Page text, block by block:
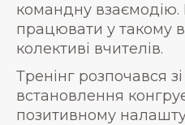
командну
працювати у такому
колективі вчителів.
Тренінг розпочався
встановлення
позитивному